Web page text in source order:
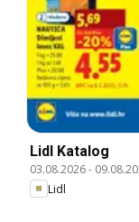
Lidl Katalog
03.08.2026-
Lidl